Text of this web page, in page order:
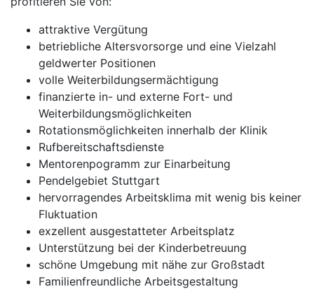
attraktive Vergütung
betriebliche Altersvorsorge und eine Vielzahl
geldwerter Positionen
volle Weiterbildungsermächtigung
finanzierte in- und externe Fort- und
Weiterbildungsmöglichkeiten
Rotationsmöglichkeiten innerhalb der Klinik
Rufbereitschaftsdienste
Mentorenpogramm zur Einarbeitung
Pendelgebiet Stuttgart
hervorragendes Arbeitsklima mit wenig bis keiner
Fluktuation
exzellent ausgestatteter Arbeitsplatz
Unterstützung bei der Kinderbetreuung
schöne Umgebung mit nähe zur Großstadt
Familienfreundliche Arbeitsgestaltung